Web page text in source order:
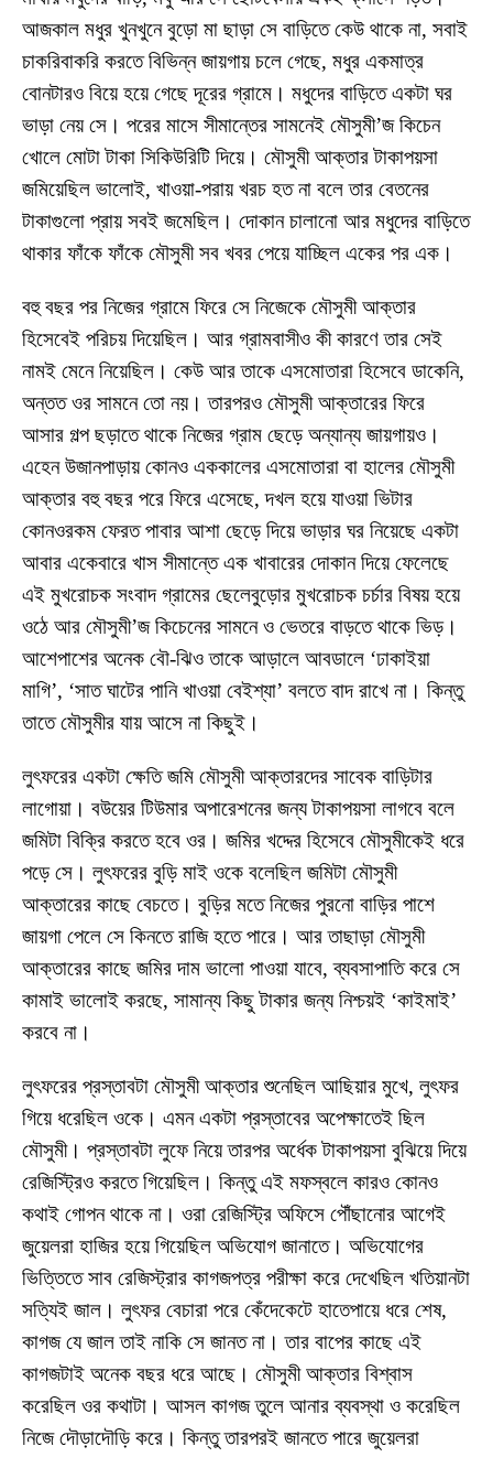
আজকাল মধুর খুনখুনে বুড়ো মা ছাড়া সে বাড়িতে কেউ থাকে না, সবাই
চাকরিবাকরি করতে বিভিন্ন জায়গায় চলে গেছে, মধুর একমাত্র
বোনটারও বিয়ে হয়ে গেছে দূরের গ্রামে। মধুদের বাড়িতে একটা ঘর
ভাড়া নেয় সে। পরের মাসে সীমান্তের সামনেই মৌসুমী’জ কিচেন
খোলে মোটা টাকা সিকিউরিটি দিয়ে। মৌসুমী আক্তার টাকাপয়সা
জমিয়েছিল ভালোই, খাওয়া-পরায় খরচ হত না বলে তার বেতনের
টাকাগুলো প্রায় সবই জমেছিল। দোকান চালানো আর মধুদের বাড়িতে
থাকার ফাঁকে ফাঁকে মৌসুমী সব খবর পেয়ে যাচ্ছিল একের পর এক।
বহু বছর পর নিজের গ্রামে ফিরে সে নিজেকে মৌসুমী আক্তার
হিসেবেই পরিচয় দিয়েছিল। আর গ্রামবাসীও কী কারণে তার সেই
নামই মেনে নিয়েছিল। কেউ আর তাকে এসমোতারা হিসেবে ডাকেনি,
অন্তত ওর সামনে তো নয়। তারপরও মৌসুমী আক্তারের ফিরে
আসার গল্প ছড়াতে থাকে নিজের গ্রাম ছেড়ে অন্যান্য জায়গায়ও।
এহেন উজানপাড়ায় কোনও এককালের এসমোতারা বা হালের মৌসুমী
আক্তার বহু বছর পরে ফিরে এসেছে, দখল হয়ে যাওয়া ভিটার
কোনওরকম ফেরত পাবার আশা ছেড়ে দিয়ে ভাড়ার ঘর নিয়েছে একটা
আবার একেবারে খাস সীমান্তে এক খাবারের দোকান দিয়ে ফেলেছে
এই মুখরোচক সংবাদ গ্রামের ছেলেবুড়োর মুখরোচক চর্চার বিষয় হয়ে
ওঠে আর মৌসুমী’জ কিচেনের সামনে ও ভেতরে বাড়তে থাকে ভিড়।
আশেপাশের অনেক বৌ-ঝিও তাকে আড়ালে আবডালে ‘ঢাকাইয়া
মাগি’, ‘সাত ঘাটের পানি খাওয়া বেইশ্যা’ বলতে বাদ রাখে না। কিন্তু
তাতে মৌসুমীর যায় আসে না কিছুই।
লুৎফরের একটা ক্ষেতি জমি মৌসুমী আক্তারদের সাবেক বাড়িটার
লাগোয়া। বউয়ের টিউমার অপারেশনের জন্য টাকাপয়সা লাগবে বলে
জমিটা বিক্রি করতে হবে ওর। জমির খদ্দের হিসেবে মৌসুমীকেই ধরে
পড়ে সে। লুৎফরের বুড়ি মাই ওকে বলেছিল জমিটা মৌসুমী
আক্তারের কাছে বেচতে। বুড়ির মতে নিজের পুরনো বাড়ির পাশে
জায়গা পেলে সে কিনতে রাজি হতে পারে। আর তাছাড়া মৌসুমী
আক্তারের কাছে জমির দাম ভালো পাওয়া যাবে, ব্যবসাপাতি করে সে
কামাই ভালোই করছে, সামান্য কিছু টাকার জন্য নিশ্চয়ই ‘কাইমাই’
করবে না।
লুৎফরের প্রস্তাবটা মৌসুমী আক্তার শুনেছিল আছিয়ার মুখে, লুৎফর
গিয়ে ধরেছিল ওকে। এমন একটা প্রস্তাবের অপেক্ষাতেই ছিল
মৌসুমী। প্রস্তাবটা লুফে নিয়ে তারপর অর্ধেক টাকাপয়সা বুঝিয়ে দিয়ে
রেজিস্ট্রিও করতে গিয়েছিল। কিন্তু এই মফস্বলে কারও কোনও
কথাই গোপন থাকে না। ওরা রেজিস্ট্রি অফিসে পৌঁছানোর আগেই
জুয়েলরা হাজির হয়ে গিয়েছিল অভিযোগ জানাতে। অভিযোগের
ভিত্তিতে সাব রেজিস্ট্রার কাগজপত্র পরীক্ষা করে দেখেছিল খতিয়ানটা
সত্যিই জাল। লুৎফর বেচারা পরে কেঁদেকেটে হাতেপায়ে ধরে শেষ,
কাগজ যে জাল তাই নাকি সে জানত না। তার বাপের কাছে এই
কাগজটাই অনেক বছর ধরে আছে। মৌসুমী আক্তার বিশ্বাস
করেছিল ওর কথাটা। আসল কাগজ তুলে আনার ব্যবস্থা ও করেছিল
নিজে দৌড়াদৌড়ি করে। কিন্তু তারপরই জানতে পারে জুয়েলরা